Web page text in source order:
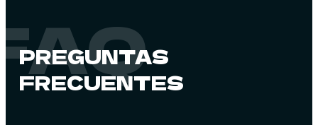
PREGUNTAS
FRECUENTES